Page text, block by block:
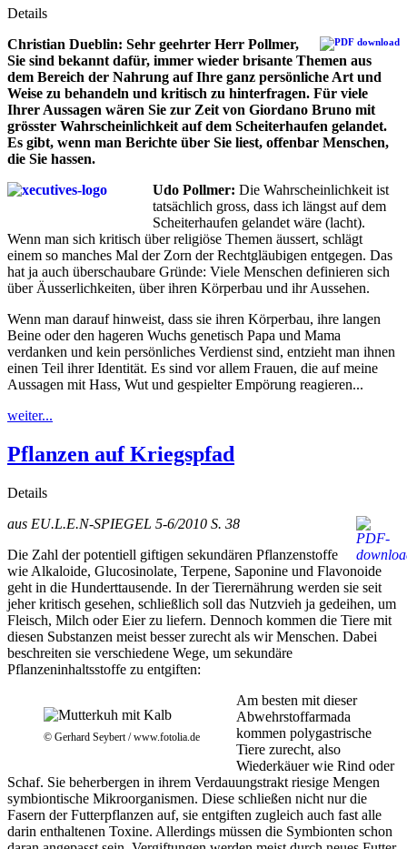
Details
Christian Dueblin: Sehr geehrter Herr Pollmer,
Sie sind bekannt dafür, immer wieder brisante Themen aus
dem Bereich der Nahrung auf Ihre ganz persönliche Art und
Weise zu behandeln und kritisch zu hinterfragen. Für viele
Ihrer Aussagen wären Sie zur Zeit von Giordano Bruno mit
grösster Wahrscheinlichkeit auf dem Scheiterhaufen gelandet.
Es gibt, wenn man Berichte über Sie liest, offenbar Menschen,
die Sie hassen.
Udo Pollmer: Die Wahrscheinlichkeit ist
tatsächlich gross, dass ich längst auf dem
Scheiterhaufen gelandet wäre (lacht).
Wenn man sich kritisch über religiöse Themen äussert, schlägt
einem so manches Mal der Zorn der Rechtgläubigen entgegen. Das
hat ja auch überschaubare Gründe: Viele Menschen definieren sich
über Äusserlichkeiten, über ihren Körperbau und ihr Aussehen.
Wenn man darauf hinweist, dass sie ihren Körperbau, ihre langen
Beine oder den hageren Wuchs genetisch Papa und Mama
verdanken und kein persönliches Verdienst sind, entzieht man ihnen
einen Teil ihrer Identität. Es sind vor allem Frauen, die auf meine
Aussagen mit Hass, Wut und gespielter Empörung reagieren...
weiter...
Pflanzen auf Kriegspfad
Details
aus EU.L.E.N-SPIEGEL 5-6/2010 S. 38
Die Zahl der potentiell giftigen sekundären Pflanzenstoffe
wie Alkaloide, Glucosinolate, Terpene, Saponine und Flavonoide
geht in die Hunderttausende. In der Tierernährung werden sie seit
jeher kritisch gesehen, schließlich soll das Nutzvieh ja gedeihen, um
Fleisch, Milch oder Eier zu liefern. Dennoch kommen die Tiere mit
diesen Substanzen meist besser zurecht als wir Menschen. Dabei
beschreiten sie verschiedene Wege, um sekundäre
Pflanzeninhaltsstoffe zu entgiften:
© Gerhard Seybert / www.fotolia.de
Am besten mit dieser
Abwehrstoffarmada
kommen polygastrische
Tiere zurecht, also
Wiederkäuer wie Rind oder
Schaf. Sie beherbergen in ihrem Verdauungstrakt riesige Mengen
symbiontische Mikroorganismen. Diese schließen nicht nur die
Fasern der Futterpflanzen auf, sie entgiften zugleich auch fast alle
darin enthaltenen Toxine. Allerdings müssen die Symbionten schon